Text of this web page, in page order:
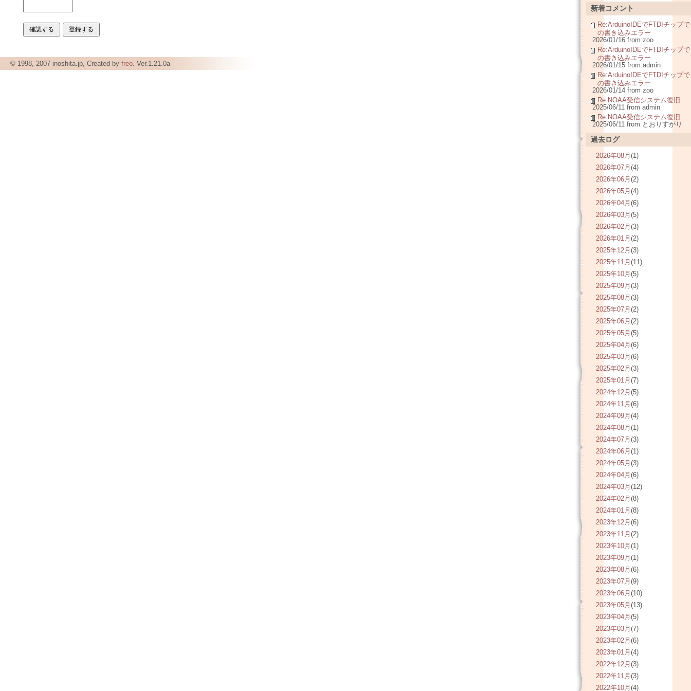
新着コメント
Re:ArduinoIDEでFTDIチップで
の書き込みエラー
2026/01/16 from zoo
Re:ArduinoIDEでFTDIチップで
の書き込みエラー
2026/01/15 from admin
Re:ArduinoIDEでFTDIチップで
の書き込みエラー
2026/01/14 from zoo
Re:NOAA受信システム復旧
2025/06/11 from admin
Re:NOAA受信システム復旧
2025/06/11 from とおりすがり
過去ログ
2026年08月 (1)
2026年07月 (4)
2026年06月 (2)
2026年05月 (4)
2026年04月 (6)
2026年03月 (5)
2026年02月 (3)
2026年01月 (2)
2025年12月 (3)
2025年11月 (11)
2025年10月 (5)
2025年09月 (3)
2025年08月 (3)
2025年07月 (2)
2025年06月 (2)
2025年05月 (5)
2025年04月 (6)
2025年03月 (6)
2025年02月 (3)
2025年01月 (7)
2024年12月 (5)
2024年11月 (6)
2024年09月 (4)
2024年08月 (1)
2024年07月 (3)
2024年06月 (1)
2024年05月 (3)
2024年04月 (6)
2024年03月 (12)
2024年02月 (8)
2024年01月 (8)
2023年12月 (6)
2023年11月 (2)
2023年10月 (1)
2023年09月 (1)
2023年08月 (6)
2023年07月 (9)
2023年06月 (10)
2023年05月 (13)
2023年04月 (5)
2023年03月 (7)
2023年02月 (6)
2023年01月 (4)
2022年12月 (3)
2022年11月 (3)
2022年10月 (4)
© 1998, 2007 inoshita.jp, Created by freo. Ver.1.21.0a